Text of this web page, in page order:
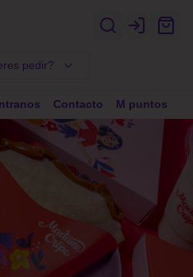
Login
pedir?
Contacto M puntos